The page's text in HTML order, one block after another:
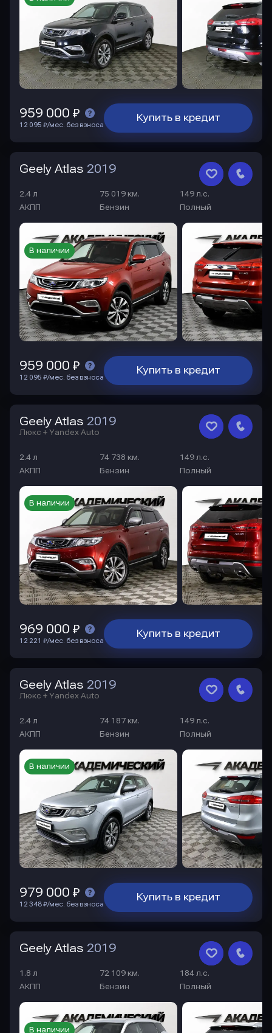
Купить в кредит
959 000 ₽
12 095 ₽/мес. без взноса
Geely Atlas 2019
2.4 л 75 019 км.
149 л.с.
АКПП
Бензин Полный
В наличии
Купить в кредит
959 000 ₽
12 095 ₽/мес. без взноса
Geely Atlas 2019
Люкс + Yandex Auto
2.4 л 74 738 км.
149 л.с.
АКПП
Бензин Полный
В наличии
Купить в кредит
969 000 ₽
12 221 ₽/мес. без взноса
Geely Atlas 2019
Люкс + Yandex Auto
2.4 л 74 187 км.
149 л.с.
АКПП
Бензин Полный
В наличии
Купить в кредит
979 000 ₽
12 348 ₽/мес. без взноса
Geely Atlas 2019
1.8 л 72 109 км.
184 л.с.
АКПП
Бензин Полный
В наличии